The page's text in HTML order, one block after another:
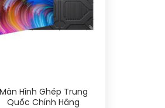
Màn Hình Ghép Trung
Quốc Chính Hãng